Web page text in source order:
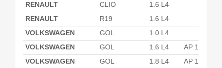
RENAULT
CLIO
1.6 L4
RENAULT
R19
1.6 L4
VOLKSWAGEN
GOL
1.0 L4
VOLKSWAGEN
GOL 1.6 L4
AP 1600
VOLKSWAGEN
GOL 1.8 L4
AP 1800